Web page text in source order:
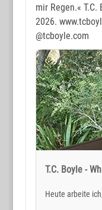
mir Regen.«
2026.
@tcboyle.com
T.C. Boyle -
Heute arbeite